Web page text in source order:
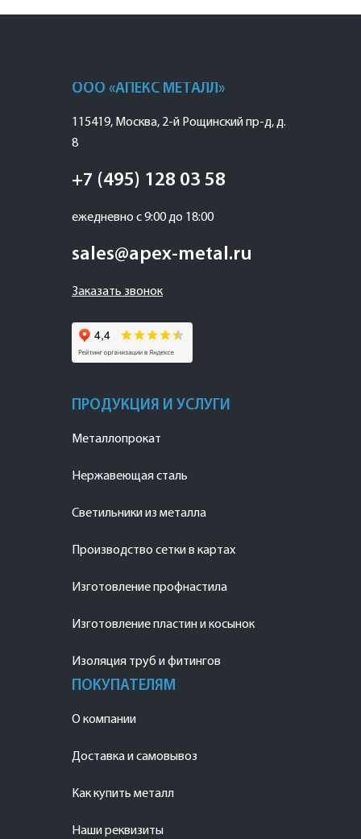
ООО «АПЕКС МЕТАЛЛ»
115419, Москва, 2-й Рощинский пр-д, д.
8
+7 (495) 128 03 58
ежедневно с 9:00 до 18:00
sales@apex-metal.ru
Заказать звонок
ПРОДУКЦИЯ И УСЛУГИ
Металлопрокат
Нержавеющая сталь
Светильники из металла
Производство сетки в картах
Изготовление профнастила
Изготовление пластин и косынок
Изоляция труб и фитингов
ПОКУПАТЕЛЯМ
О компании
Доставка и самовывоз
Как купить металл
Наши реквизиты